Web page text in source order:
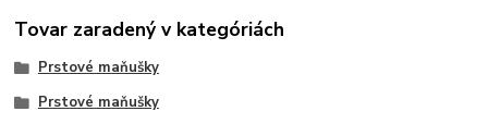
Tovar zaradený v kategóriách
Prstové maňušky
Prstové maňušky